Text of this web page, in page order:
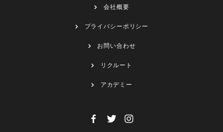
会社概要
プライバシーポリシー
お問い合わせ
リクルート
アカデミー